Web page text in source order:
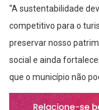
competitivo para o
preservar nosso
social e ainda
que o município não